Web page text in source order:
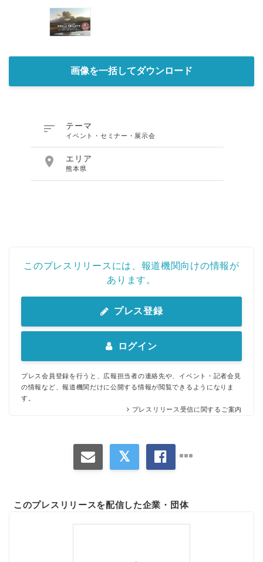
画像を一括してダウンロード
 テーマ
イベント・セミナー・展示会
 エリア
熊本県
このプレスリリースには、報道機関向けの情報が
あります。
プレス登録
ログイン
プレス会員登録を行うと、広報担当者の連絡先や、イベント・記者会見
の情報など、報道機関だけに公開する情報が閲覧できるようになりま
す。
プレスリリース受信に関するご案内
このプレスリリースを配信した企業・団体